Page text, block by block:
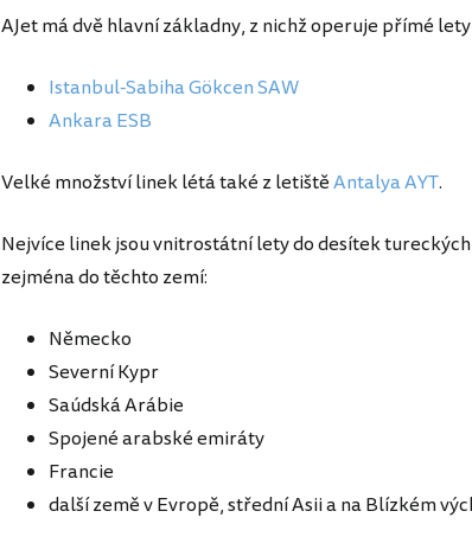
AJet má dvě hlavní základny, z nichž operuje přímé
Istanbul-Sabiha Gökcen SAW
Ankara ESB
Velké množství linek létá také z letištěAntalya AYT.
Nejvíce linek jsou vnitrostátní lety do desítek
zejména do těchto zemí:
Německo
Severní Kypr
Saúdská Arábie
Spojené arabské emiráty
Francie
další země v Evropě, střední Asii a na Blízkém